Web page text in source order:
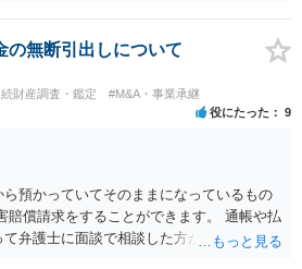
の無断引出しについて
財産調査・鑑定 #M&A・事業承継
役にたった 9
預かっていてそのままになっているもの
賠償請求をすることができます。 通帳や払
弁護士に面談で相談した方がよいと思い